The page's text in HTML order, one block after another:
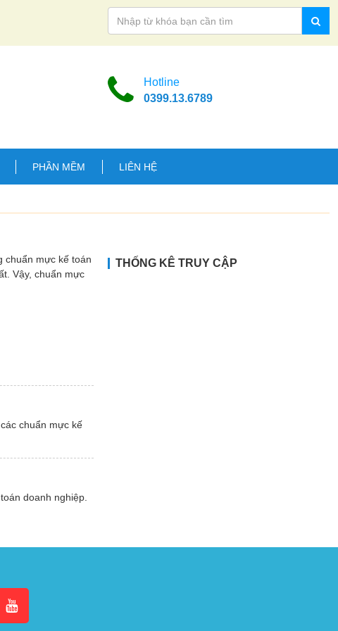
Hotline
0399.13.6789
PHẦN MỀM LIÊN HỆ
chuẩn mực kế toán
Vậy, chuẩn mực
chuẩn mực kế
doanh nghiệp.
THỐNG KÊ TRUY CẬP